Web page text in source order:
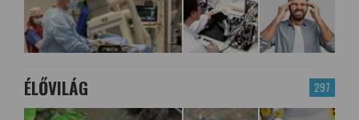
297
ÉLŐVILÁG